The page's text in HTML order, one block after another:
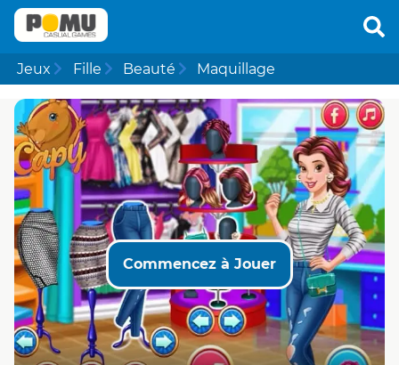
Jeux Fille Beauté Maquillage
Commencez à Jouer